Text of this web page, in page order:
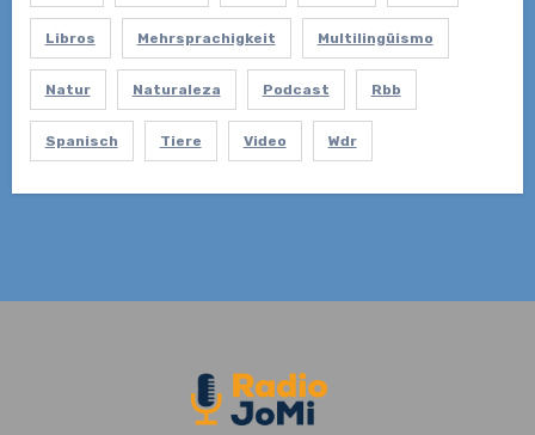
Libros Mehrsprachigkeit Multilingüismo
Natur Naturaleza Podcast Rbb
Spanisch Tiere Video Wdr